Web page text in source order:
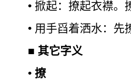
• 掀起：撩起衣襟。
• 用手舀着洒水：先
■ 其它字义
•撩